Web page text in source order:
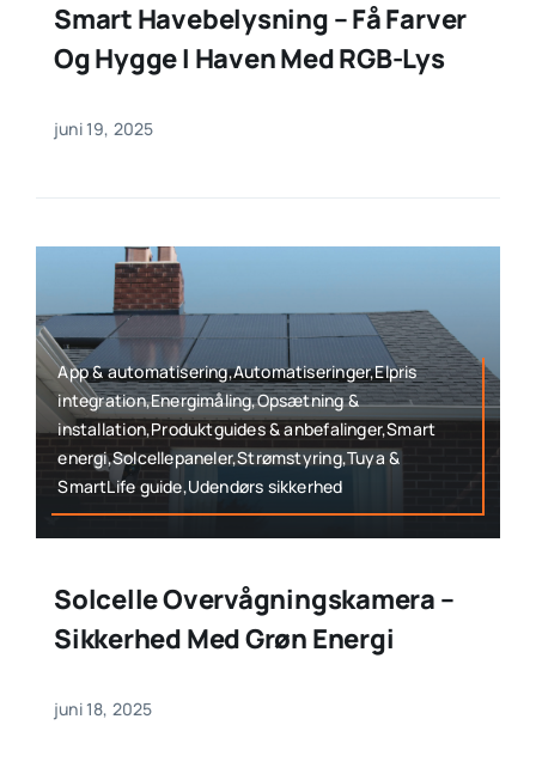
Smart Havebelysning – Få Farver
Og Hygge I Haven Med RGB-Lys
juni 19, 2025
App & automatisering,Automatiseringer,Elpris
integration,Energimåling,Opsætning &
installation,Produktguides & anbefalinger,Smart
energi,Solcellepaneler,Strømstyring,Tuya &
SmartLife guide,Udendørs sikkerhed
Solcelle Overvågningskamera –
Sikkerhed Med Grøn Energi
juni 18, 2025